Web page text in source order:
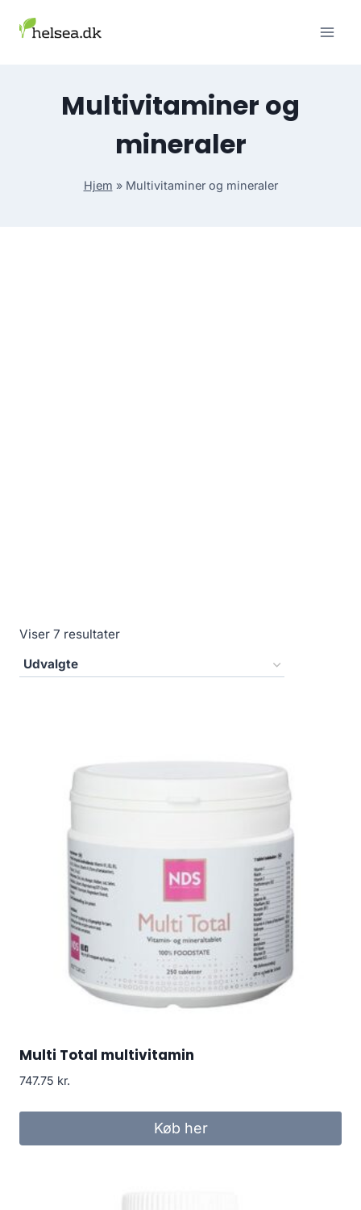
Multivitaminer og
mineraler
Hjem » Multivitaminer og mineraler
Viser 7 resultater
Multi Total multivitamin
747.75 kr.
Køb her